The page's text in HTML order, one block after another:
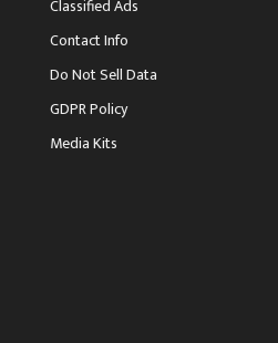
Classified Ads
Contact Info
Do Not Sell Data
GDPR Policy
Media Kits